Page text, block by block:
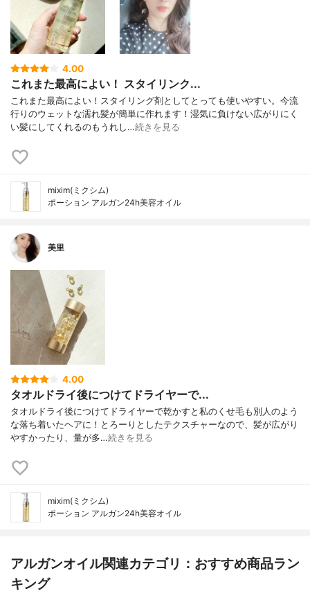
4.00
これまた最高によい！ スタイリンク...
これまた最高によい！スタイリング剤としてとっても使いやすい。今流
行りのウェットな濡れ髪が簡単に作れます！湿気に負けない広がりにく
い髪にしてくれるのもうれし…続きを見る
mixim(ミクシム)
ポーション アルガン24h美容オイル
美里
4.00
タオルドライ後につけてドライヤーで...
タオルドライ後につけてドライヤーで乾かすと私のくせ毛も別人のよう
な落ち着いたヘアに！とろーりとしたテクスチャーなので、髪が広がり
やすかったり、量が多…続きを見る
mixim(ミクシム)
ポーション アルガン24h美容オイル
アルガンオイル関連カテゴリ：おすすめ商品ラン
キング